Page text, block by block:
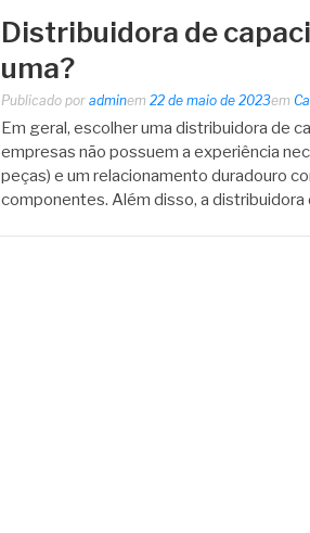
Distribuidora de
uma?
Publicado por adminem 22 de maio de 2023em
Em geral, escolher uma distribuidora de
empresas não possuem a experiência
peças) e um relacionamento duradouro
componentes. Além disso, a